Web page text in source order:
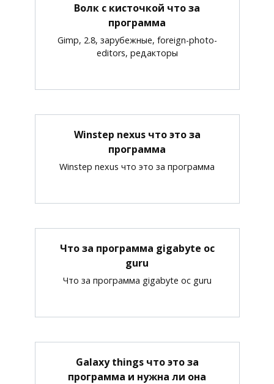
Волк с кисточкой что за
программа
Gimp, 2.8, зарубежные, foreign-photo-
editors, редакторы
Winstep nexus что это за
программа
Winstep nexus что это за программа
Что за программа gigabyte oc
guru
Что за программа gigabyte oc guru
Galaxy things что это за
программа и нужна ли она